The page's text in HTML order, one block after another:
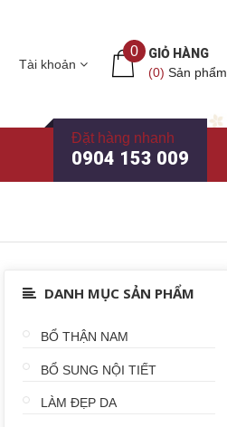
Tài khoản
0
GIỎ HÀNG
(0) Sản phẩm
Đặt hàng nhanh
0904 153 009
DANH MỤC SẢN PHẨM
BỔ THẬN NAM
BỔ SUNG NỘI TIẾT
LÀM ĐẸP DA